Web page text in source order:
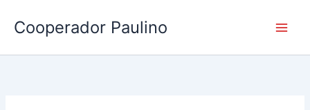
contenido
Cooperador Paulino